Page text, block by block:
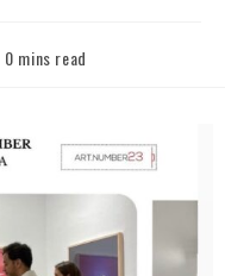
0 mins read